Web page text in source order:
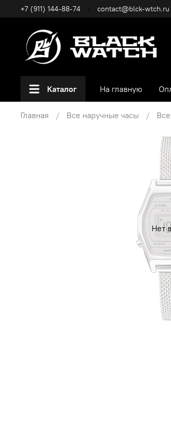
+7 (911) 144-88-74 contact@blck-wtch.ru
Каталог На главную
Главная Все наручные часы
Нет